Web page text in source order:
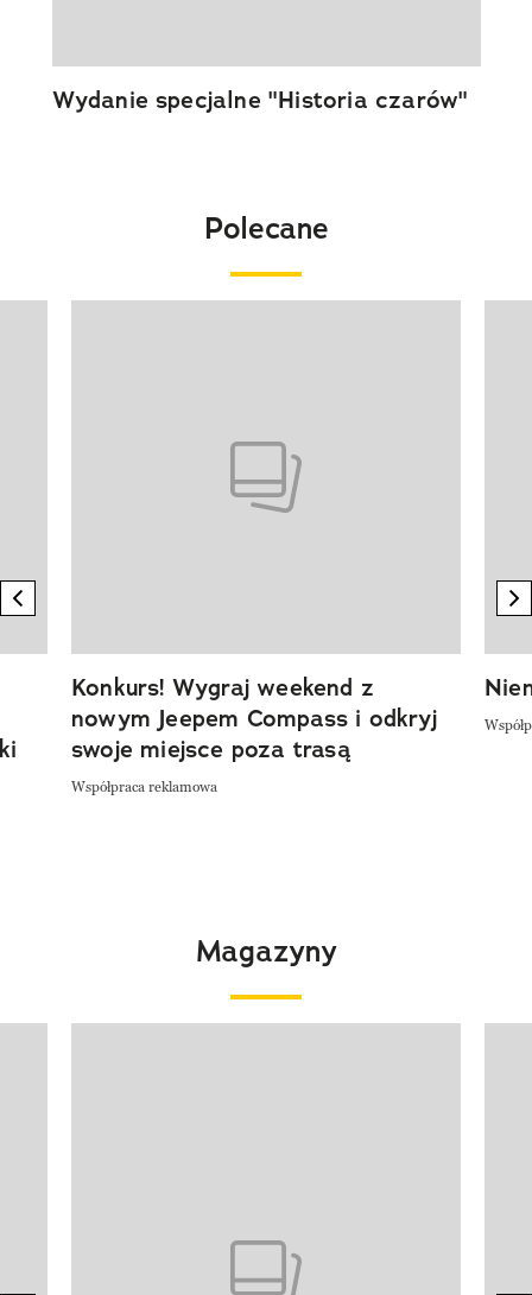
Wydanie specjalne "Historia czarów"
Polecane
previous element
Konkurs! Wygraj weekend z
nowym Jeepem Compass i odkryj
swoje miejsce poza trasą
Współpraca reklamowa
Magazyny